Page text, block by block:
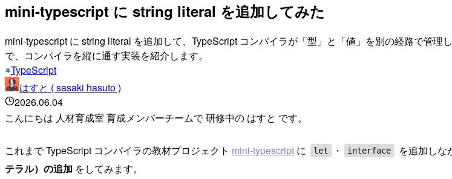
mini-typescript に string literal を追加してみた
mini-typescript に string literal を追加して、TypeScript コンパイラが「型」と「値」を別の経路で管
で、コンパイラを縦に通す実装を紹介します。
TypeScript
はすと ( sasaki hasuto )
2026.06.04
こんにちは 人材育成室 育成メンバーチームで 研修中の はすと です。
これまで TypeScript コンパイラの教材プロジェクト mini-typescript に let ・ interface を追加しな
テラル）の追加 をしてみます。